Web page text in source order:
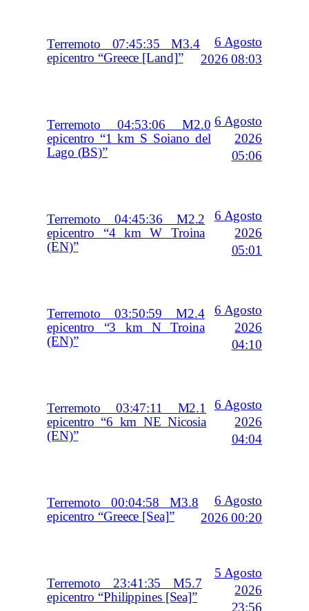
Terremoto 07:45:35 M3.4
epicentro “Greece [Land]”
6 Agosto
2026 08:03
Terremoto 04:53:06 M2.0
epicentro “1 km S Soiano del
Lago (BS)”
6 Agosto
2026
05:06
Terremoto 04:45:36 M2.2
epicentro “4 km W Troina
(EN)”
6 Agosto
2026
05:01
Terremoto 03:50:59 M2.4
epicentro “3 km N Troina
(EN)”
6 Agosto
2026
04:10
Terremoto 03:47:11 M2.1
epicentro “6 km NE Nicosia
(EN)”
6 Agosto
2026
04:04
Terremoto 00:04:58 M3.8
epicentro “Greece [Sea]”
6 Agosto
2026 00:20
Terremoto 23:41:35 M5.7
epicentro “Philippines [Sea]”
5 Agosto
2026
23:56